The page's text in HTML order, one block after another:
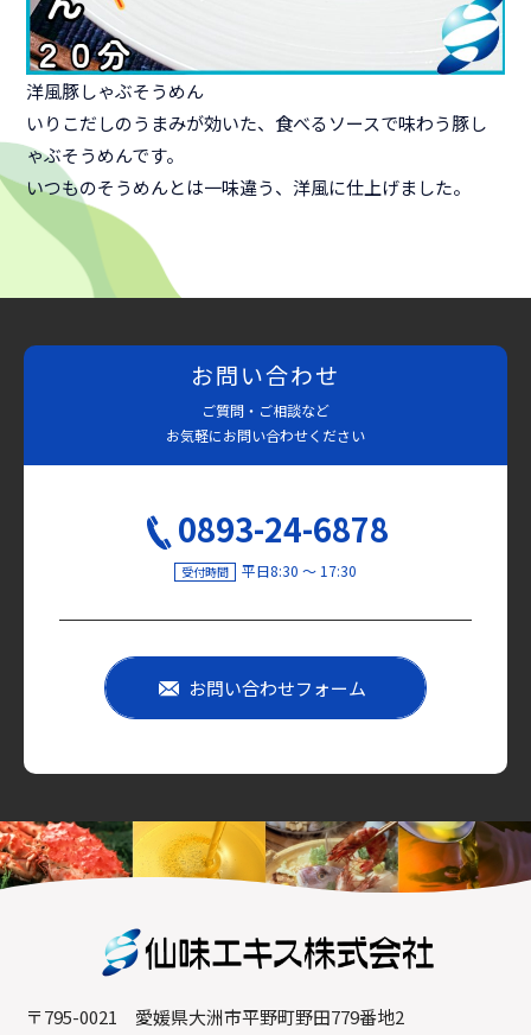
洋風豚しゃぶそうめん
いりこだしのうまみが効いた、食べるソースで味わう豚し
ゃぶそうめんです。
いつものそうめんとは一味違う、洋風に仕上げました。
お問い合わせ
ご質問・ご相談など
お気軽にお問い合わせください
0893-24-6878
受付時間 平日8:30 〜 17:30
お問い合わせフォーム
〒795-0021 愛媛県大洲市平野町野田779番地2